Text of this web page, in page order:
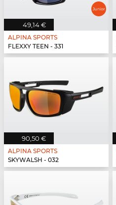
49,14 €
ALPINA SPORTS
FLEXXY TEEN - 331
90,50 €
ALPINA SPORTS
SKYWALSH - 032